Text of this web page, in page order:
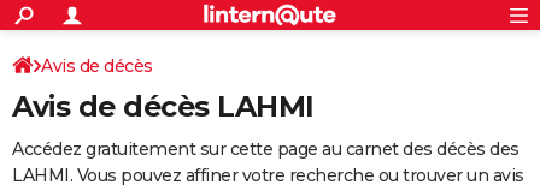
ACTUALITÉS
Politique
Société
Faits Divers
Education
Monde
Villes
+
SPORT
Coupe du monde 2026
Football
Tennis
Cyclisme
Rugby
Forum
Programme TV
TNTStreaming
Cinéma
Sorties cinéma
Musique
+
FINANCE
Avis de décès
Avis de décès LAHMI
Accédez gratuitement sur cette page au carnet des décès des
LAHMI. Vous pouvez affiner votre recherche ou trouver un avis